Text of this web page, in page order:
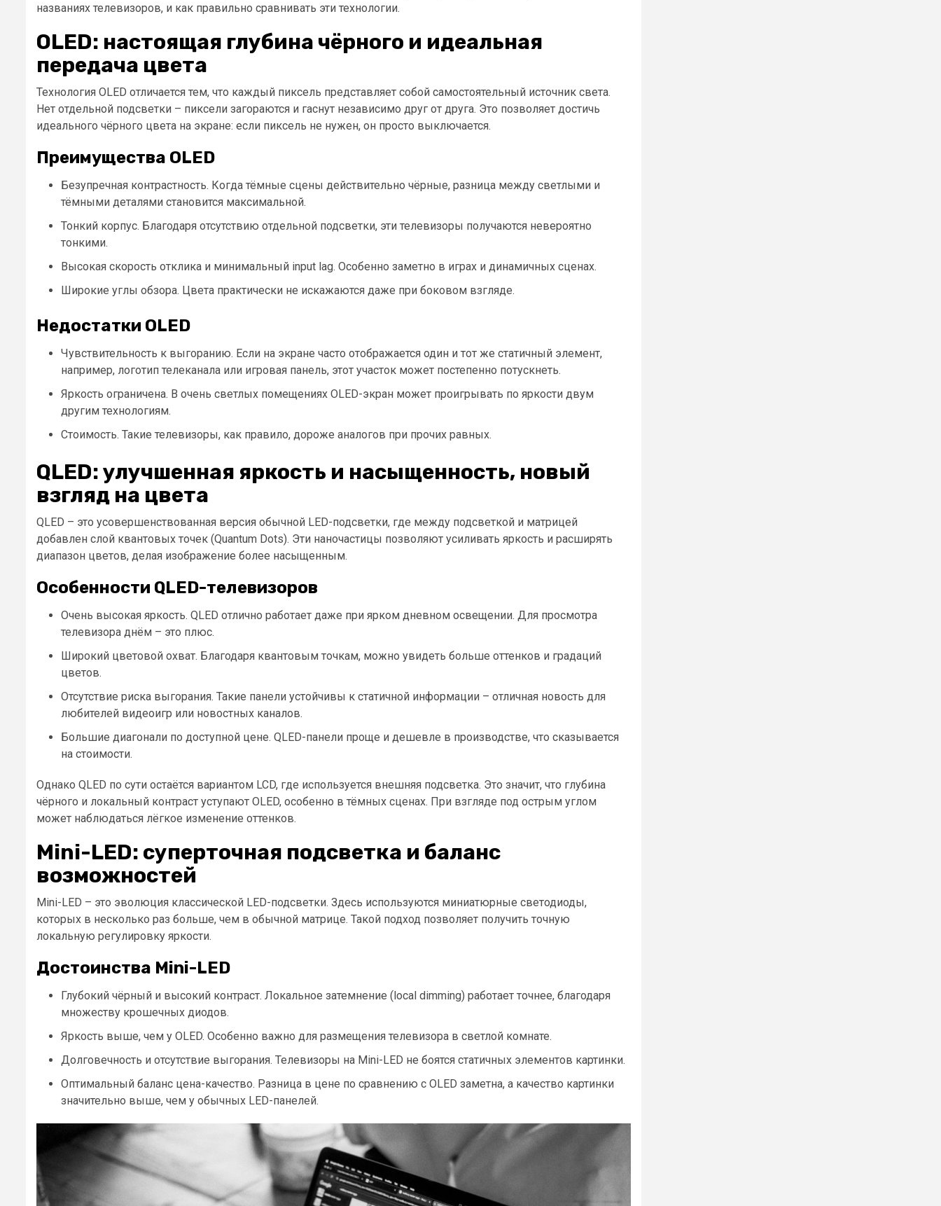
названиях телевизоров, и как правильно сравнивать эти технологии.
OLED: настоящая глубина чёрного и идеальная
передача цвета
Технология OLED отличается тем, что каждый пиксель представляет собой самостоятельный источник света.
Нет отдельной подсветки – пиксели загораются и гаснут независимо друг от друга. Это позволяет достичь
идеального чёрного цвета на экране: если пиксель не нужен, он просто выключается.
Преимущества OLED
Безупречная контрастность. Когда тёмные сцены действительно чёрные, разница между светлыми и
тёмными деталями становится максимальной.
Тонкий корпус. Благодаря отсутствию отдельной подсветки, эти телевизоры получаются невероятно
тонкими.
Высокая скорость отклика и минимальный input lag. Особенно заметно в играх и динамичных сценах.
Широкие углы обзора. Цвета практически не искажаются даже при боковом взгляде.
Недостатки OLED
Чувствительность к выгоранию. Если на экране часто отображается один и тот же статичный элемент,
например, логотип телеканала или игровая панель, этот участок может постепенно потускнеть.
Яркость ограничена. В очень светлых помещениях OLED-экран может проигрывать по яркости двум
другим технологиям.
Стоимость. Такие телевизоры, как правило, дороже аналогов при прочих равных.
QLED: улучшенная яркость и насыщенность, новый
взгляд на цвета
QLED – это усовершенствованная версия обычной LED-подсветки, где между подсветкой и матрицей
добавлен слой квантовых точек (Quantum Dots). Эти наночастицы позволяют усиливать яркость и расширять
диапазон цветов, делая изображение более насыщенным.
Особенности QLED-телевизоров
Очень высокая яркость. QLED отлично работает даже при ярком дневном освещении. Для просмотра
телевизора днём – это плюс.
Широкий цветовой охват. Благодаря квантовым точкам, можно увидеть больше оттенков и градаций
цветов.
Отсутствие риска выгорания. Такие панели устойчивы к статичной информации – отличная новость для
любителей видеоигр или новостных каналов.
Большие диагонали по доступной цене. QLED-панели проще и дешевле в производстве, что сказывается
на стоимости.
Однако QLED по сути остаётся вариантом LCD, где используется внешняя подсветка. Это значит, что глубина
чёрного и локальный контраст уступают OLED, особенно в тёмных сценах. При взгляде под острым углом
может наблюдаться лёгкое изменение оттенков.
Mini-LED: суперточная подсветка и баланс
возможностей
Mini-LED – это эволюция классической LED-подсветки. Здесь используются миниатюрные светодиоды,
которых в несколько раз больше, чем в обычной матрице. Такой подход позволяет получить точную
локальную регулировку яркости.
Достоинства Mini-LED
Глубокий чёрный и высокий контраст. Локальное затемнение (local dimming) работает точнее, благодаря
множеству крошечных диодов.
Яркость выше, чем у OLED. Особенно важно для размещения телевизора в светлой комнате.
Долговечность и отсутствие выгорания. Телевизоры на Mini-LED не боятся статичных элементов картинки.
Оптимальный баланс цена-качество. Разница в цене по сравнению с OLED заметна, а качество картинки
значительно выше, чем у обычных LED-панелей.